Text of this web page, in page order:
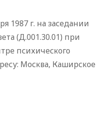
1987 г. на заседании
(Д.001.30.01) при
психического
Москва, Каширское